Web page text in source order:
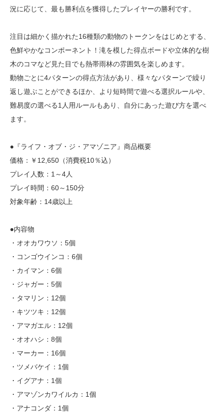
況に応じて、最も勝利点を獲得したプレイヤーの勝利です。
注目は細かく描かれた16種類の動物のトークンをはじめとする、
色鮮やかなコンポーネント！滝を模した得点ボードや立体的な樹
木のコマなど見た目でも熱帯雨林の雰囲気を楽しめます。
動物ごとに4パターンの得点方法があり、様々なパターンで繰り
返し遊ぶことができるほか、より短時間で遊べる選択ルールや、
難易度の選べる1人用ルールもあり、自分にあった遊び方を選べ
ます。
●『ライフ・オブ・ジ・アマゾニア』商品概要
価格：￥12,650（消費税10％込）
プレイ人数：1～4人
プレイ時間：60～150分
対象年齢：14歳以上
●内容物
・オオカワウソ：5個
・コンゴウインコ：6個
・カイマン：6個
・ジャガー：5個
・タマリン：12個
・キツツキ：12個
・アマガエル：12個
・オオハシ：8個
・マーカー：16個
・ツメバケイ：1個
・イグアナ：1個
・アマゾンカワイルカ：1個
・アナコンダ：1個